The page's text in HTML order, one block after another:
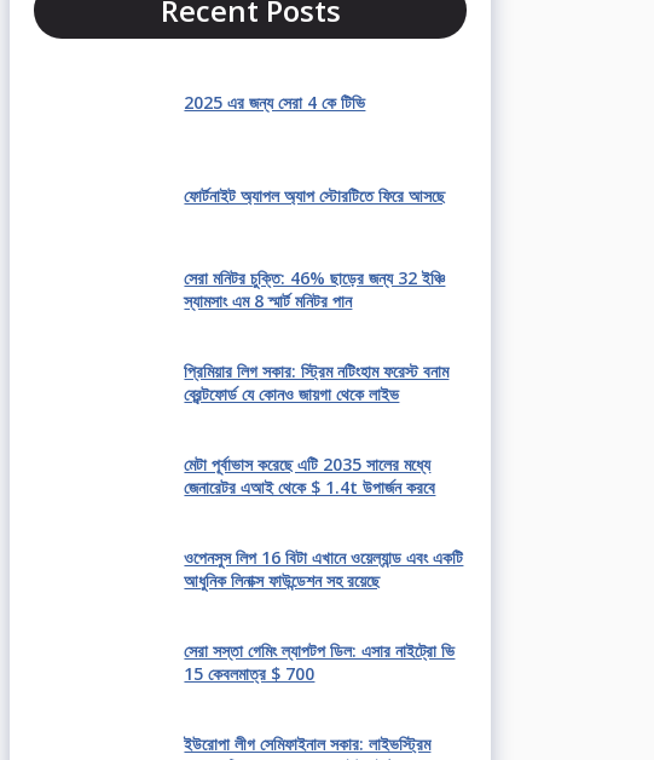
Recent Posts
2025 এর জন্য সেরা 4 কে টিভি
ফোর্টনাইট অ্যাপল অ্যাপ স্টোরটিতে ফিরে আসছে
সেরা মনিটর চুক্তি: 46% ছাড়ের জন্য 32 ইঞ্চি
স্যামসাং এম 8 স্মার্ট মনিটর পান
প্রিমিয়ার লিগ সকার: স্ট্রিম নটিংহাম ফরেস্ট বনাম
ব্রেন্টফোর্ড যে কোনও জায়গা থেকে লাইভ
মেটা পূর্বাভাস করেছে এটি 2035 সালের মধ্যে
জেনারেটর এআই থেকে $ 1.4t উপার্জন করবে
ওপেনসুস লিপ 16 বিটা এখানে ওয়েল্যান্ড এবং একটি
আধুনিক লিনাক্স ফাউন্ডেশন সহ রয়েছে
সেরা সস্তা গেমিং ল্যাপটপ ডিল: এসার নাইট্রো ভি
15 কেবলমাত্র $ 700
ইউরোপা লীগ সেমিফাইনাল সকার: লাইভস্ট্রিম